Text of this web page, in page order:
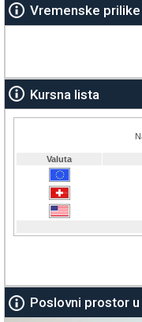
Vremenske prilike
Kursna lista
Poslovni prostor